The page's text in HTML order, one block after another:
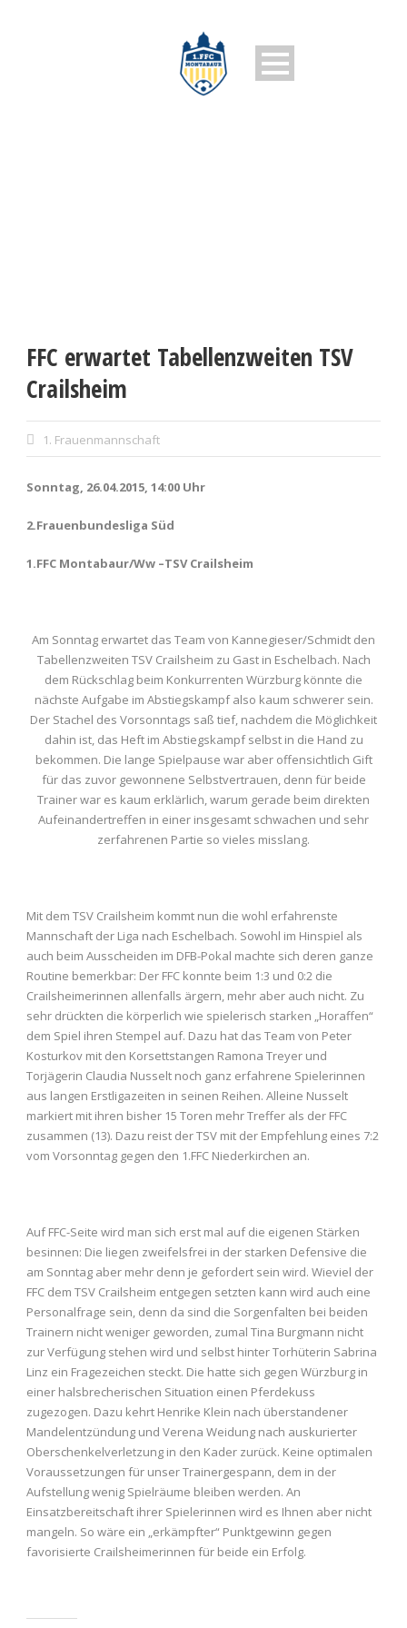
FFC erwartet Tabellenzweiten TSV
Crailsheim
1. Frauenmannschaft
Sonntag, 26.04.2015, 14:00 Uhr
2.Frauenbundesliga Süd
1.FFC Montabaur/Ww –TSV Crailsheim
Am Sonntag erwartet das Team von Kannegieser/Schmidt den
Tabellenzweiten TSV Crailsheim zu Gast in Eschelbach. Nach
dem Rückschlag beim Konkurrenten Würzburg könnte die
nächste Aufgabe im Abstiegskampf also kaum schwerer sein.
Der Stachel des Vorsonntags saß tief, nachdem die Möglichkeit
dahin ist, das Heft im Abstiegskampf selbst in die Hand zu
bekommen. Die lange Spielpause war aber offensichtlich Gift
für das zuvor gewonnene Selbstvertrauen, denn für beide
Trainer war es kaum erklärlich, warum gerade beim direkten
Aufeinandertreffen in einer insgesamt schwachen und sehr
zerfahrenen Partie so vieles misslang.
Mit dem TSV Crailsheim kommt nun die wohl erfahrenste
Mannschaft der Liga nach Eschelbach. Sowohl im Hinspiel als
auch beim Ausscheiden im DFB-Pokal machte sich deren ganze
Routine bemerkbar: Der FFC konnte beim 1:3 und 0:2 die
Crailsheimerinnen allenfalls ärgern, mehr aber auch nicht. Zu
sehr drückten die körperlich wie spielerisch starken „Horaffen“
dem Spiel ihren Stempel auf. Dazu hat das Team von Peter
Kosturkov mit den Korsettstangen Ramona Treyer und
Torjägerin Claudia Nusselt noch ganz erfahrene Spielerinnen
aus langen Erstligazeiten in seinen Reihen. Alleine Nusselt
markiert mit ihren bisher 15 Toren mehr Treffer als der FFC
zusammen (13). Dazu reist der TSV mit der Empfehlung eines 7:2
vom Vorsonntag gegen den 1.FFC Niederkirchen an.
Auf FFC-Seite wird man sich erst mal auf die eigenen Stärken
besinnen: Die liegen zweifelsfrei in der starken Defensive die
am Sonntag aber mehr denn je gefordert sein wird. Wieviel der
FFC dem TSV Crailsheim entgegen setzten kann wird auch eine
Personalfrage sein, denn da sind die Sorgenfalten bei beiden
Trainern nicht weniger geworden, zumal Tina Burgmann nicht
zur Verfügung stehen wird und selbst hinter Torhüterin Sabrina
Linz ein Fragezeichen steckt. Die hatte sich gegen Würzburg in
einer halsbrecherischen Situation einen Pferdekuss
zugezogen. Dazu kehrt Henrike Klein nach überstandener
Mandelentzündung und Verena Weidung nach auskurierter
Oberschenkelverletzung in den Kader zurück. Keine optimalen
Voraussetzungen für unser Trainergespann, dem in der
Aufstellung wenig Spielräume bleiben werden. An
Einsatzbereitschaft ihrer Spielerinnen wird es Ihnen aber nicht
mangeln. So wäre ein „erkämpfter“ Punktgewinn gegen
favorisierte Crailsheimerinnen für beide ein Erfolg.